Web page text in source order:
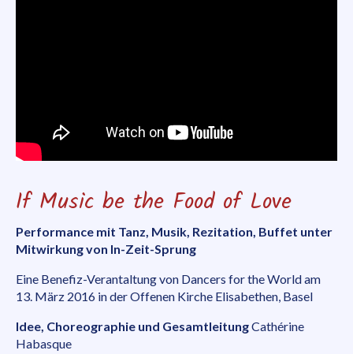
If Music be the Food of Love
Performance mit Tanz, Musik, Rezitation, Buffet unter
Mitwirkung von In-Zeit-Sprung
Eine Benefiz-Verantaltung von Dancers for the World am
13. März 2016 in der Offenen Kirche Elisabethen, Basel
Idee, Choreographie und GesamtleitungCathérine
Habasque